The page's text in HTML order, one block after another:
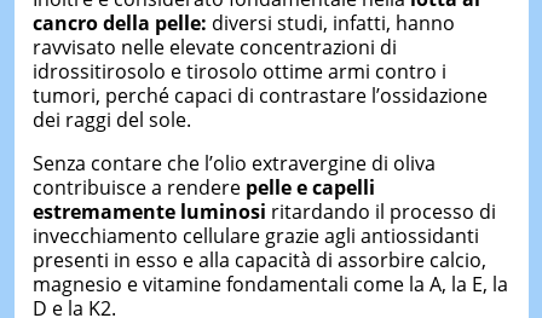
cancro della pelle: diversi studi, infatti, hanno
ravvisato nelle elevate concentrazioni di
idrossitirosolo e tirosolo ottime armi contro i
tumori, perché capaci di contrastare l’ossidazione
dei raggi del sole.
Senza contare che l’olio extravergine di oliva
contribuisce a rendere pelle e capelli
estremamente luminosi ritardando il processo di
invecchiamento cellulare grazie agli antiossidanti
presenti in esso e alla capacità di assorbire calcio,
magnesio e vitamine fondamentali come la A, la E, la
D e la K2.